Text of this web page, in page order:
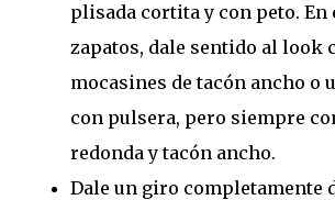
plisada cortita y con peto. En
zapatos, dale sentido al look
mocasines de tacón ancho o
con pulsera, pero siempre
redonda y tacón ancho.
Dale un giro completamente